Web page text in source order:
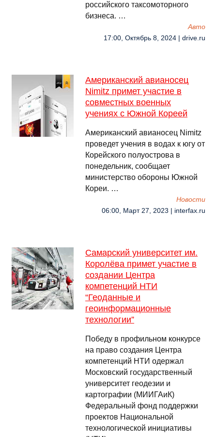
российского таксомоторного
бизнеса. …
Авто
17:00, Октябрь 8, 2024 | drive.ru
Американский авианосец
Nimitz примет участие в
совместных военных
учениях с Южной Кореей
Американский авианосец Nimitz
проведет учения в водах к югу от
Корейского полуострова в
понедельник, сообщает
министерство обороны Южной
Кореи. …
Новости
06:00, Март 27, 2023 | interfax.ru
Самарский университет им.
Королёва примет участие в
создании Центра
компетенций НТИ
“Геоданные и
геоинформационные
технологии”
Победу в профильном конкурсе
на право создания Центра
компетенций НТИ одержал
Московский государственный
университет геодезии и
картографии (МИИГАиК)
Федеральный фонд поддержки
проектов Национальной
технологической инициативы